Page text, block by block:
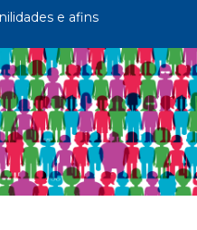
e afins